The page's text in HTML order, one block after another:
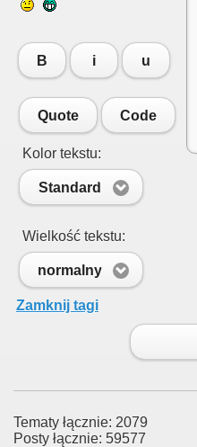
B i u
Quote Code
Kolor tekstu:
Standard
Wielkość tekstu:
normalny
Zamknij tagi
Tematy łącznie: 2079
Posty łącznie: 59577